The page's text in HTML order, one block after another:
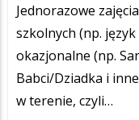
Jednorazowe
szkolnych (np.
okazjonalne (np.
Babci/Dziadka i
w terenie, czyli…